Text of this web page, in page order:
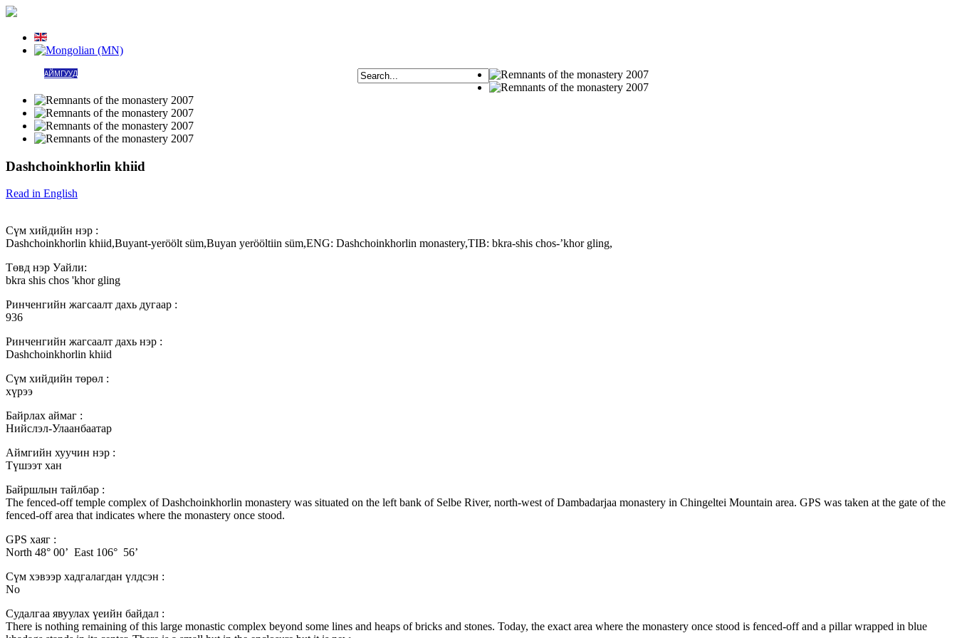
АЙМГУУД
Dashchoinkhorlin khiid
Read in English
Сүм хийдийн нэр :
Dashchoinkhorlin khiid,Buyant-yeröölt süm,Buyan yerööltiin süm,ENG: Dashchoinkhorlin monastery,TIB: bkra-shis chos-’khor gling,
Төвд нэр Уайли:
bkra shis chos 'khor gling
Ринченгийн жагсаалт дахь дугаар :
936
Ринченгийн жагсаалт дахь нэр :
Dashchoinkhorlin khiid
Сүм хийдийн төрөл :
хүрээ
Байрлах аймаг :
Нийслэл-Улаанбаатар
Аймгийн хуучин нэр :
Түшээт хан
Байршлын тайлбар :
The fenced-off temple complex of Dashchoinkhorlin monastery was situated on the left bank of Selbe River, north-west of Dambadarjaa monastery in Chingeltei Mountain area. GPS was taken at the gate of the
fenced-off area that indicates where the monastery once stood.
GPS хаяг :
North 48° 00’ East 106° 56’
Сүм хэвээр хадгалагдан үлдсэн :
No
Судалгаа явуулах үеийн байдал :
There is nothing remaining of this large monastic complex beyond some lines and heaps of bricks and stones. Today, the exact area where the monastery once stood is fenced-off and a pillar wrapped in blue